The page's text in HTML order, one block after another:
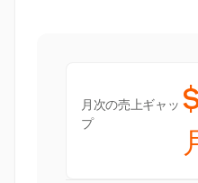
月次の売上ギャッ
プ